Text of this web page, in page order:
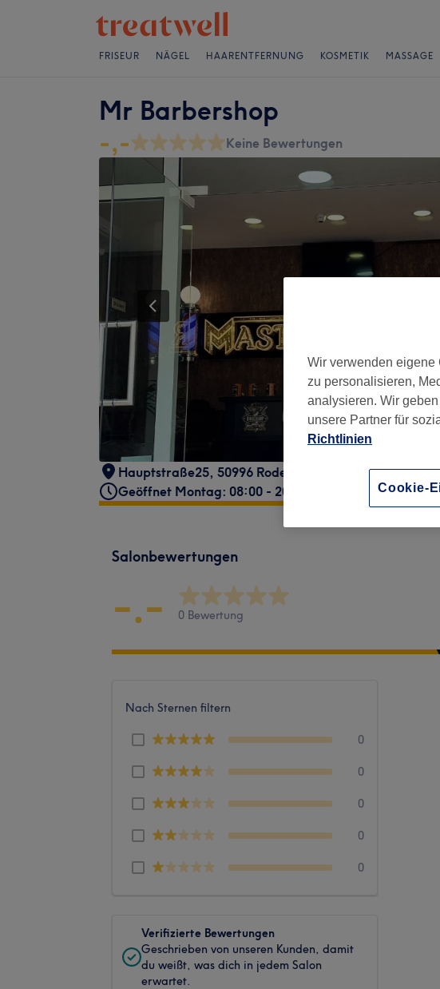
FRISEUR NÄGEL HAARENTFERNUNG KOSMETIK MASSAGE
Mr Barbershop
-,- Keine Bewertungen
Hauptstraße25, 50996 Rodenkirsche Köln, 50996
Geöffnet Montag: 08:00 - 20:00
Salonbewertungen
-.- 0 Bewertung
Nach Sternen filtern
0
0
0
0
0
Verifizierte Bewertungen
Geschrieben von unseren Kunden, damit
du weißt, was dich in jedem Salon
erwartet.
Wir verwenden eigene
zu personalisieren,
analysieren. Wir
unsere Partner für
Richtlinien
Cookie-